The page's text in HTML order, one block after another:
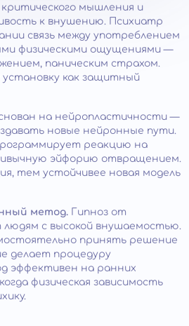
мышления и
к внушению. Психиатр
связь между употреблением
физическими ощущениями —
паническим страхом.
как защитный
на нейропластичности —
новые нейронные пути.
реакцию на
эйфорию отвращением.
тем устойчивее новая модель
метод. Гипноз от
людям с высокой внушаемостью.
принять решение
делает процедуру
эффективен на ранних
физическая зависимость